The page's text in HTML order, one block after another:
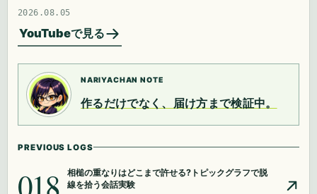
い。
2026.08.05
YouTubeで見る
NARIYACHAN NOTE
作るだけでなく、届け方まで検証中。
PREVIOUS LOGS
018
相槌の重なりはどこまで許せる?トピックグラフで脱
線を拾う会話実験